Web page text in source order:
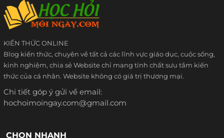
KIẾN THỨC ONLINE
Blog kiến thức, chuyên về tất cả các lĩnh vực giáo dục, cuộc sống,
kinh nghiệm, chia sẻ Website chỉ mang tính chất sưu tầm kiến
thức của cá nhân. Website không có giá trị thương mại.
Chi tiết góp ý gửi về email:
hochoimoingay.com@gmail.com
CHỌN NHANH